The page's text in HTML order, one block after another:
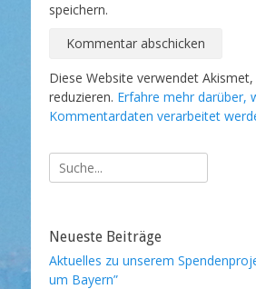
speichern.
Diese Website verwendet
reduzieren. Erfahre mehr darüber,
Kommentardaten verarbeitet
Suche
nach:
Neueste Beiträge
Aktuelles zu unserem
um Bayern”